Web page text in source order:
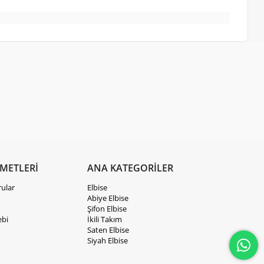
ANA KATEGORİLER
Elbise
Abiye Elbise
Şifon Elbise
İkili Takım
Saten Elbise
Siyah Elbise